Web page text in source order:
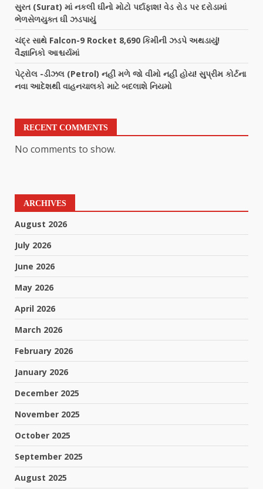
સુરત (Surat) માં નકલી ઘીનો મોટો પર્દાફાશ! વેડ રોડ પર દરોડામાં
ભેળસેળયુક્ત ઘી ઝડપાયું
ચંદ્ર સાથે Falcon-9 Rocket 8,690 કિમીની ઝડપે અથડાયું!
વૈજ્ઞાનિકો આશ્ચર્યમાં
પેટ્રોલ -ડીઝલ (Petrol) નહીં મળે જો વીમો નહીં હોય! સુપ્રીમ કોર્ટના
નવા આદેશથી વાહનચાલકો માટે બદલાશે નિયમો
RECENT COMMENTS
No comments to show.
ARCHIVES
August 2026
July 2026
June 2026
May 2026
April 2026
March 2026
February 2026
January 2026
December 2025
November 2025
October 2025
September 2025
August 2025